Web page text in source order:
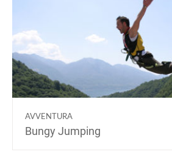
AVVENTURA
Bungy Jumping